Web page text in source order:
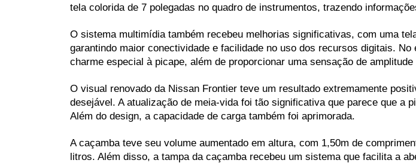
tela colorida de 7 polegadas no quadro de instrumentos, trazendo
O sistema multimídia também recebeu melhorias significativas, com uma
garantindo maior conectividade e facilidade no uso dos recursos digitais.
charme especial à picape, além de proporcionar uma sensação de
O visual renovado da Nissan Frontier teve um resultado extremamente
desejável. A atualização de meia-vida foi tão significativa que parece que a
Além do design, a capacidade de carga também foi aprimorada.
A caçamba teve seu volume aumentado em altura, com 1,50m de
litros. Além disso, a tampa da caçamba recebeu um sistema que facilita a